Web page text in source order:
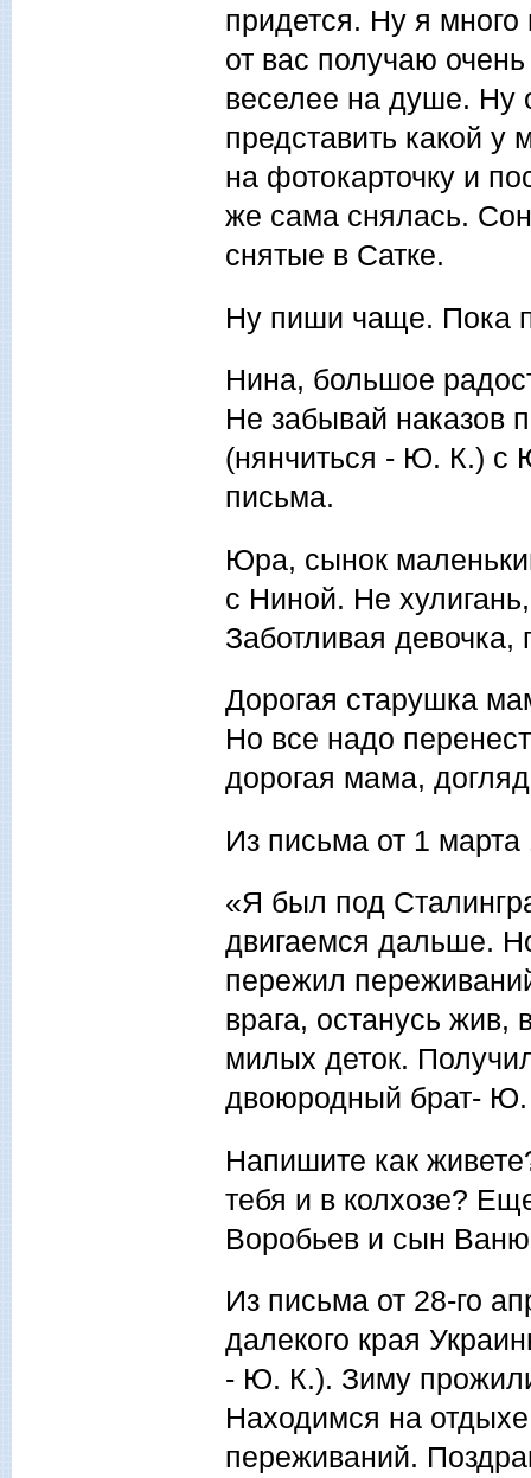
придется. Ну я
от вас получаю
веселее на душе. Ну
представить какой
на фотокарточку и
же сама снялась.
снятые в Сатке.
Ну пиши чаще. Пока
Нина, большое
Не забывай наказов
(нянчиться - Ю. К.) с
письма.
Юра, сынок
с Ниной. Не
Заботливая девочка,
Дорогая старушка
Но все надо
дорогая мама,
Из письма от 1 марта
«Я был под
двигаемся дальше.
пережил
врага, останусь жив,
милых деток.
двоюродный брат-
Напишите как
тебя и в колхозе?
Воробьев и сын
Из письма от 28-го
далекого края
- Ю. К.). Зиму
Находимся на
переживаний.